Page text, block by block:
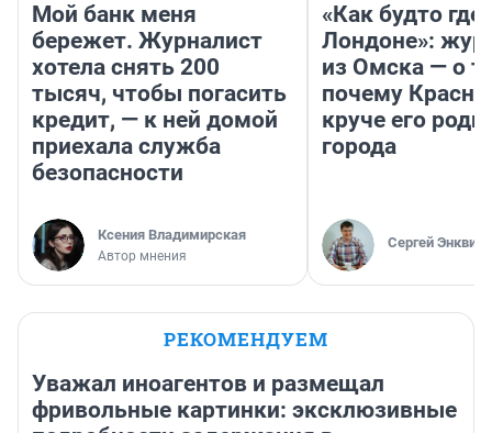
Мой банк меня
бережет. Журналист
хотела снять 200
тысяч, чтобы погасить
кредит, — к ней домой
приехала служба
безопасности
Ксения Владимирская
Автор мнения
«Как будто
Лондоне»:
из Омска — о
почему
круче его
города
Сергей Энквист
РЕКОМЕНДУЕМ
Уважал иноагентов и размещал
фривольные картинки: эксклюзивные